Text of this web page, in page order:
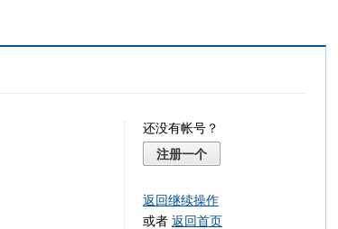
还没有帐号？
注册一个
返回继续操作
或者 返回首页